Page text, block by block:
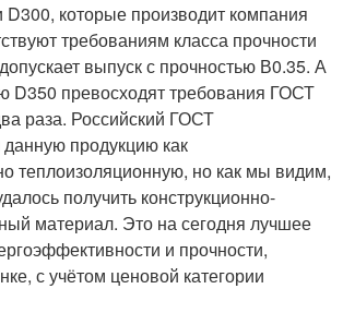
которые производит компания
требованиям класса прочности
выпуск с прочностью В0.35. А
D350 превосходят требования ГОСТ
раза. Российский ГОСТ
продукцию как
теплоизоляционную, но как мы видим,
получить конструкционно-
материал. Это на сегодня лучшее
и прочности,
с учётом ценовой категории